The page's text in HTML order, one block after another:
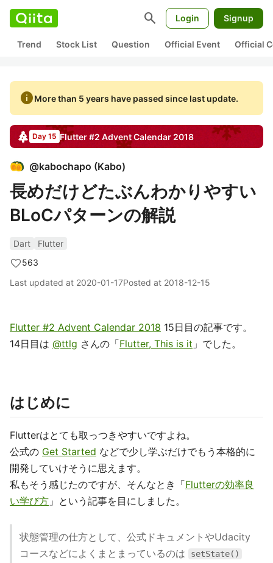
search Login Signup
Trend Stock List Question Official Event Official
infoMore than 5 years have passed since last update.
Day 15 Flutter #2 Advent Calendar 2018
@kabochapo (Kabo)
長めだけどたぶんわかりやすい
BLoCパターンの解説
Dart
Flutter
563
Last updated at 2020-01-17Posted at 2018-12-15
Flutter #2 Advent Calendar 2018 15日目の記事です。
14日目は @ttlg さんの「Flutter, This is it 」でした。
はじめに
Flutterはとても取っつきやすいですよね。
公式の Get Started などで少し学ぶだけでもう本格的に
開発していけそうに思えます。
私もそう感じたのですが、そんなとき「Flutterの効率良
い学び方 」という記事を目にしました。
状態管理の仕方として、公式ドキュメントやUdacity
コースなどによくまとまっているのは
setState()